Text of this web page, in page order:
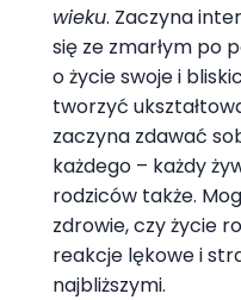
wieku. Zaczyna
się ze zmarłym po
o życie swoje i
tworzyć
zaczyna zdawać
każdego – każdy
rodziców także.
zdrowie, czy życie
reakcje lękowe i
najbliższymi.